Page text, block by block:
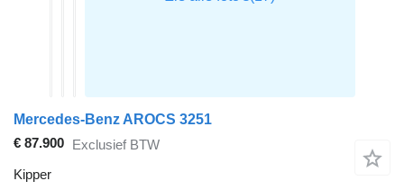
Mercedes-Benz AROCS 3251
€ 87.900 Exclusief BTW
Kipper